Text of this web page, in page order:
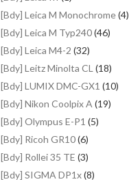
[Bdy] Leica M Monochrome(4)
[Bdy] Leica M Typ240(46)
[Bdy] Leica M4-2 (32)
[Bdy] Leitz Minolta CL (18)
[Bdy] LUMIX DMC-GX1 (10)
[Bdy] Nikon Coolpix A (19)
[Bdy] Olympus E-P1 (5)
[Bdy] Ricoh GR10(6)
[Bdy] Rollei 35 TE (3)
[Bdy] SIGMA DP1x(8)